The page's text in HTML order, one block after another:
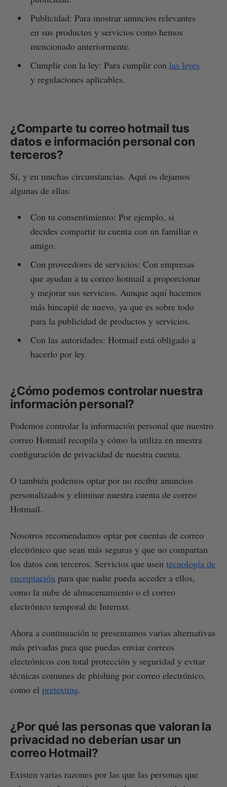
Publicidad: Para mostrar anuncios relevantes
en sus productos y servicios como hemos
mencionado anteriormente.
Cumplir con la ley: Para cumplir con las leyes
y regulaciones aplicables.
¿Comparte tu correo hotmail tus
datos e información personal con
terceros?
Sí, y en muchas circunstancias. Aquí os dejamos
algunas de ellas:
Con tu consentimiento: Por ejemplo, si
decides compartir tu cuenta con un familiar o
amigo.
Con proveedores de servicios: Con empresas
que ayudan a tu correo hotmail a proporcionar
y mejorar sus servicios. Aunque aquí hacemos
más hincapié de nuevo, ya que es sobre todo
para la publicidad de productos y servicios.
Con las autoridades: Hotmail está obligado a
hacerlo por ley.
¿Cómo podemos controlar nuestra
información personal?
Podemos controlar la información personal que nuestro
correo Hotmail recopila y cómo la utiliza en nuestra
configuración de privacidad de nuestra cuenta.
O también podemos optar por no recibir anuncios
personalizados y eliminar nuestra cuenta de correo
Hotmail.
Nosotros recomendamos optar por cuentas de correo
electrónico que sean más seguras y que no compartan
los datos con terceros. Servicios que usen tecnología de
encriptación para que nadie pueda acceder a ellos,
como la nube de almacenamiento o el correo
electrónico temporal de Internxt.
Ahora a continuación te presentamos varias alternativas
más privadas para que puedas enviar correos
electrónicos con total protección y seguridad y evitar
técnicas comunes de phishing por correo electrónico,
como el pretexting.
¿Por qué las personas que valoran la
privacidad no deberían usar un
correo Hotmail?
Existen varias razones por las que las personas que